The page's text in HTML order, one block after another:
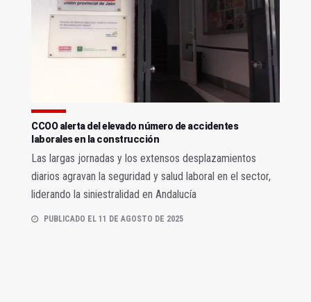
CCOO alerta del elevado número de accidentes
laborales en la construcción
Las largas jornadas y los extensos desplazamientos
diarios agravan la seguridad y salud laboral en el sector,
liderando la siniestralidad en Andalucía
PUBLICADO EL 11 DE AGOSTO DE 2025